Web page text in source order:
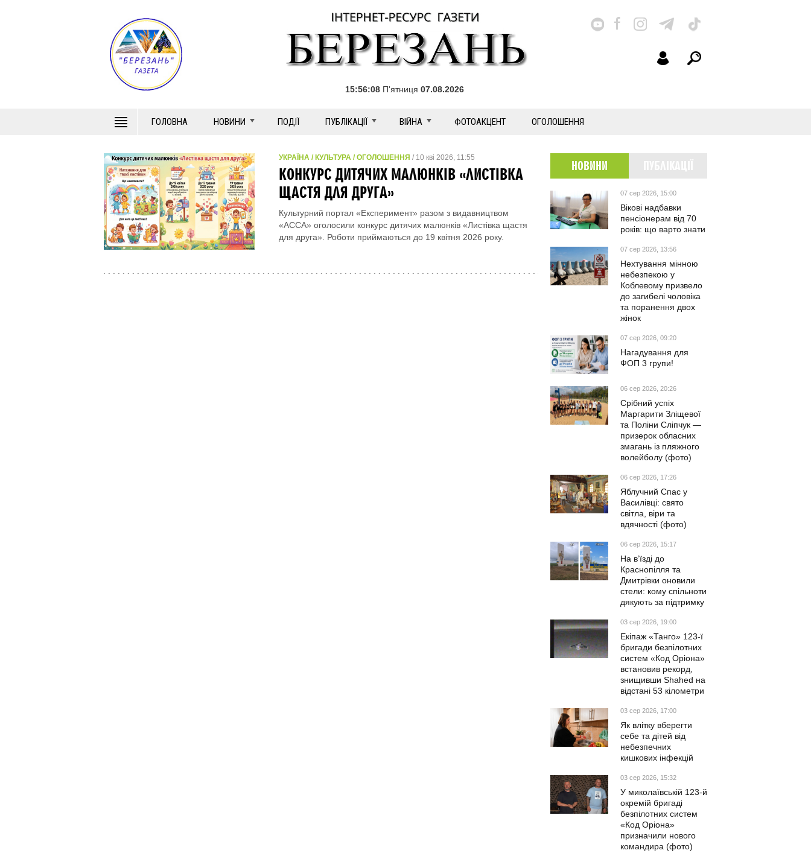
15:56:08 П'ятниця 07.08.2026
ГОЛОВНА НОВИНИ ПОДІЇ ПУБЛІКАЦІЇ ВІЙНА ФОТОАКЦЕНТ ОГОЛОШЕННЯ
УКРАЇНА / КУЛЬТУРА / ОГОЛОШЕННЯ / 10 кві 2026, 11:55
КОНКУРС ДИТЯЧИХ МАЛЮНКІВ «ЛИСТІВКА
ЩАСТЯ ДЛЯ ДРУГА»
Культурний портал «Експеримент» разом з видавництвом
«АССА» оголосили конкурс дитячих малюнків «Листівка щастя
для друга». Роботи приймаються до 19 квітня 2026 року.
НОВИНИ
07 сер 2026, 15:00
Вікові надбавки
пенсіонерам від 70
років: що варто знати
07 сер 2026, 13:56
Нехтування мінною
небезпекою у
Коблевому призвело
до загибелі чоловіка
та поранення двох
жінок
07 сер 2026, 09:20
Нагадування для
ФОП 3 групи!
06 сер 2026, 20:26
Срібний успіх
Маргарити Зліщевої
та Поліни Сліпчук —
призерок обласних
змагань із пляжного
волейболу (фото)
06 сер 2026, 17:26
Яблучний Спас у
Василівці: свято
світла, віри та
вдячності (фото)
06 сер 2026, 15:17
На в’їзді до
Краснопілля та
Дмитрівки оновили
стели: кому спільноти
дякують за підтримку
03 сер 2026, 19:00
Екіпаж «Танго» 123-ї
бригади безпілотних
систем «Код Оріона»
встановив рекорд,
знищивши Shahed на
відстані 53 кілометри
03 сер 2026, 17:00
Як влітку вберегти
себе та дітей від
небезпечних
кишкових інфекцій
03 сер 2026, 15:32
У миколаївській 123-й
окремій бригаді
безпілотних систем
«Код Оріона»
призначили нового
командира (фото)